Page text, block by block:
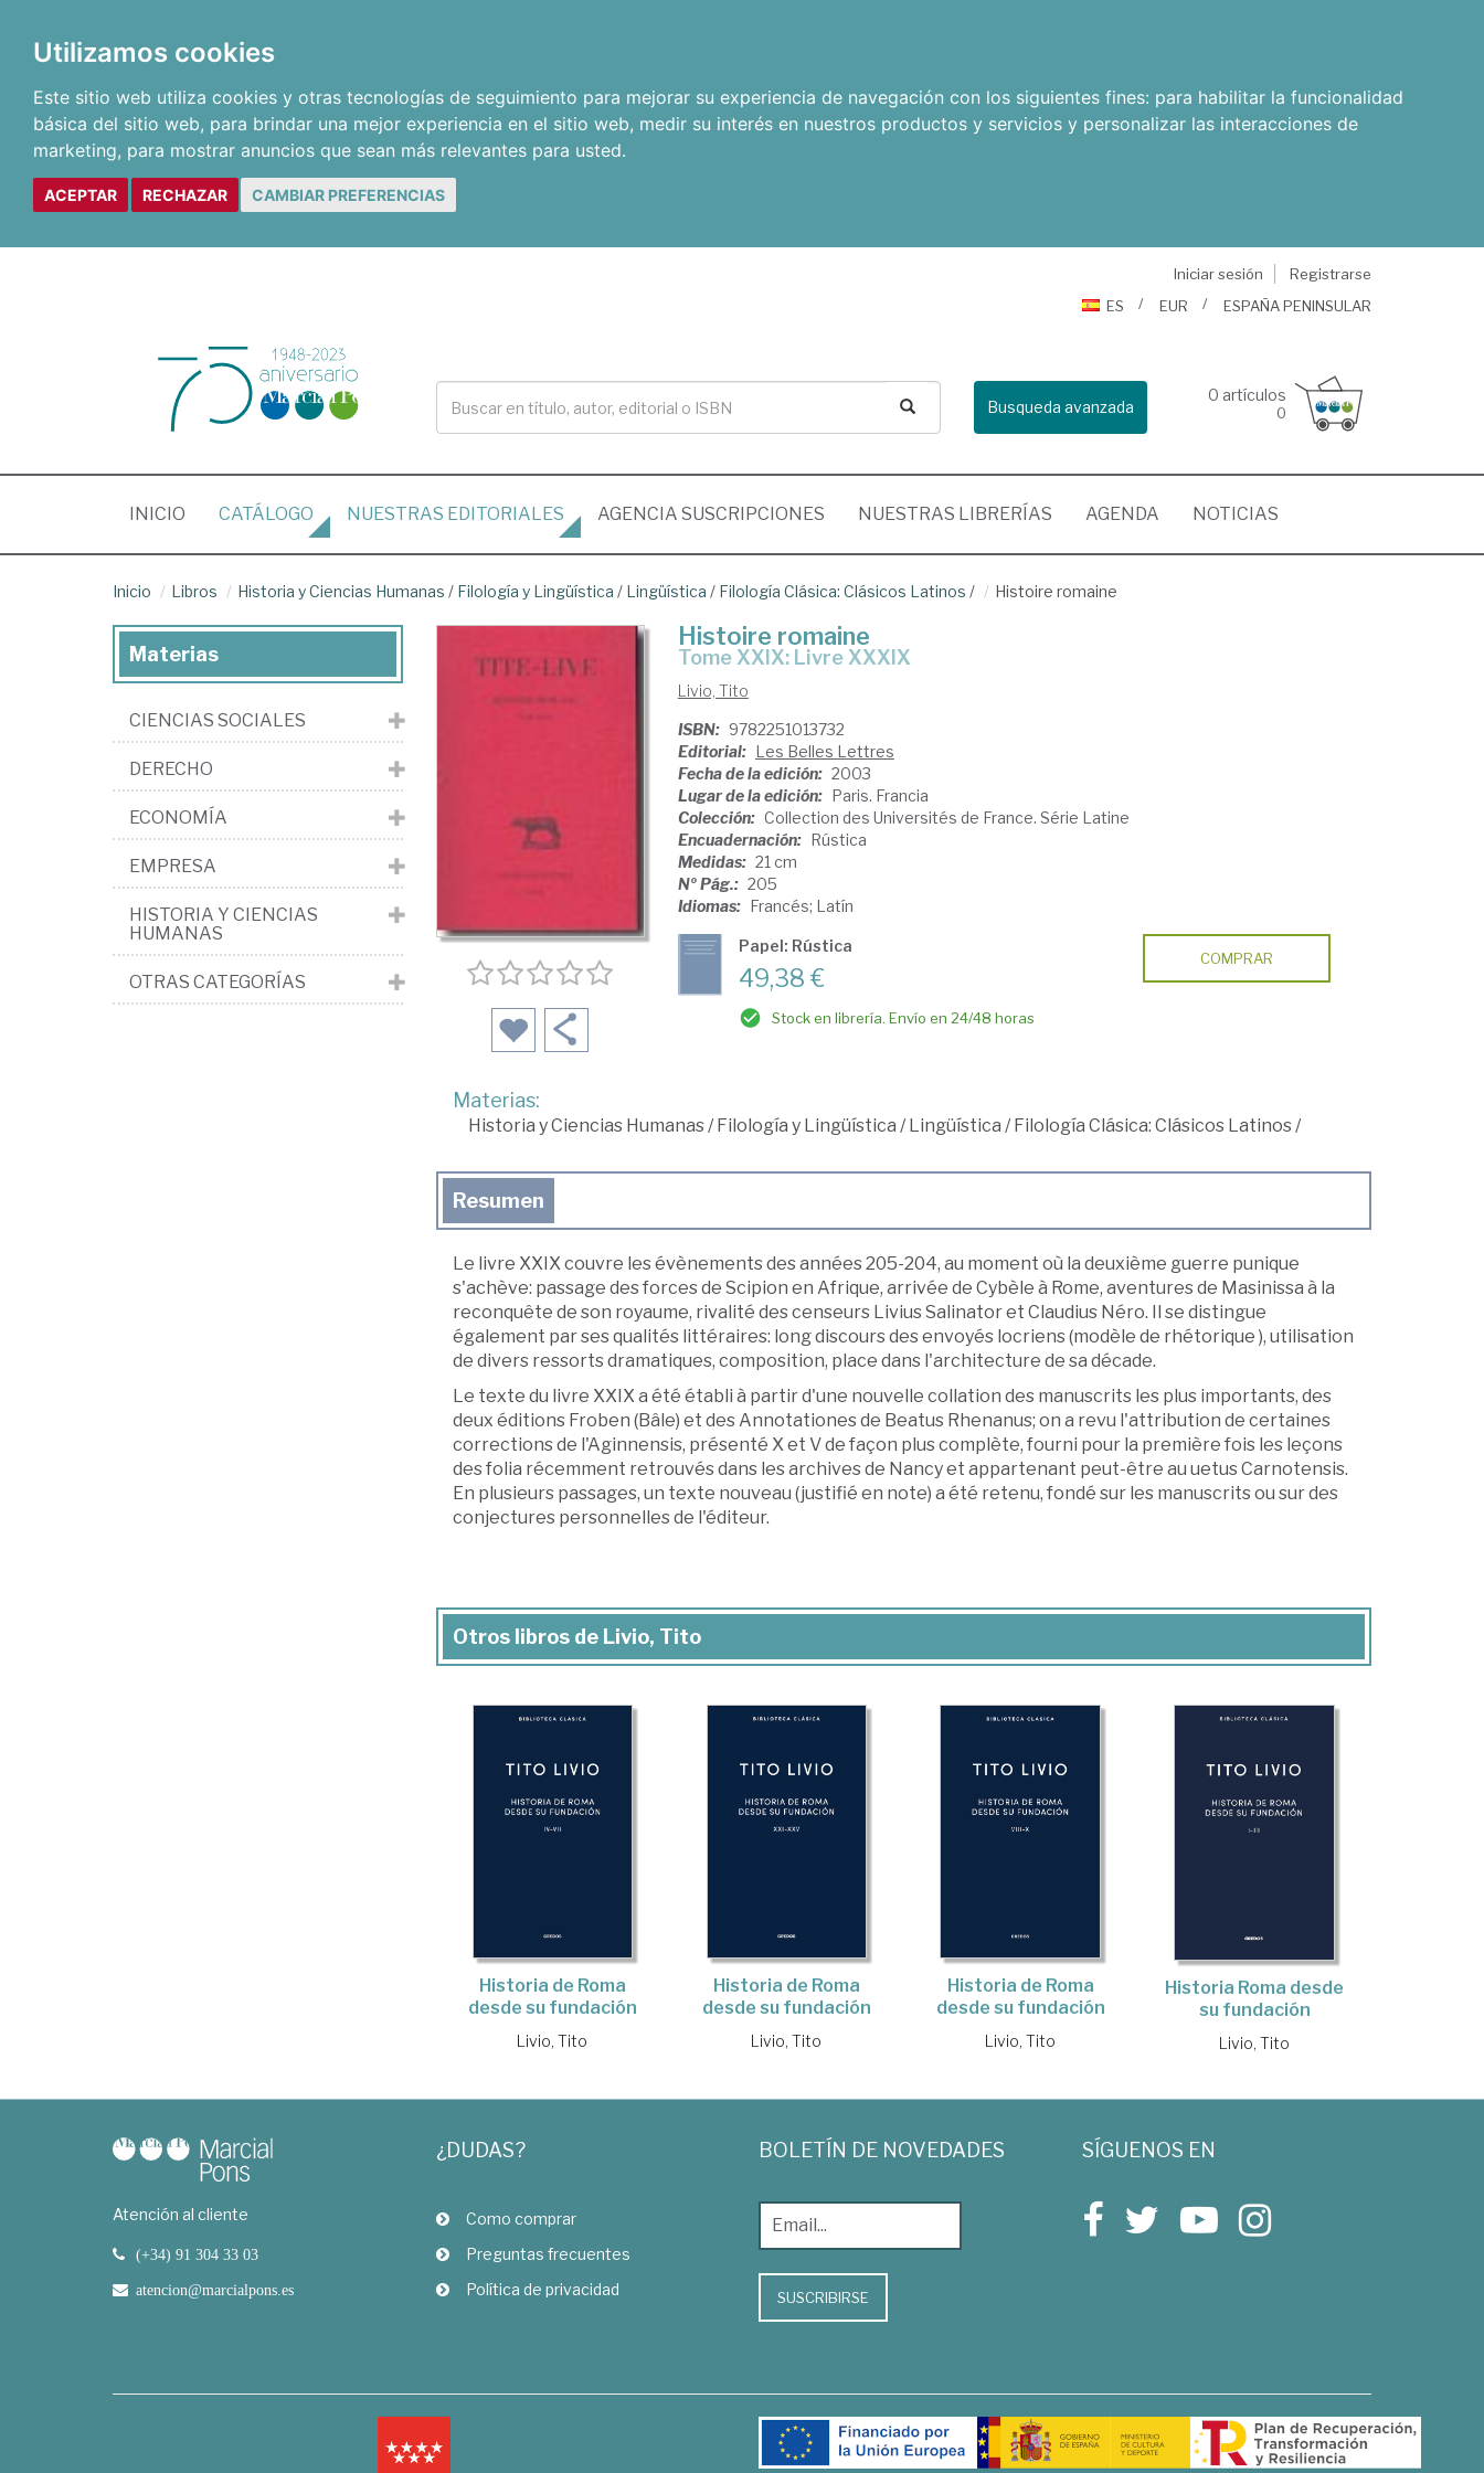
Utilizamos cookies
Este sitio web utiliza cookies y otras tecnologías de seguimiento para mejorar su experiencia de navegación con los siguientes fines: para habilitar la funcionalidad
básica del sitio web, para brindar una mejor experiencia en el sitio web, medir su interés en nuestros productos y servicios y personalizar las interacciones de
marketing, para mostrar anuncios que sean más relevantes para usted.
ACEPTAR RECHAZAR CAMBIAR PREFERENCIAS
Iniciar sesión
Registrarse
ES
EUR ESPAÑA PENINSULAR
Busqueda avanzada
0 artículos
0
INICIO (CURRENT)
CATÁLOGO NUESTRAS EDITORIALES AGENCIA SUSCRIPCIONES NUESTRAS LIBRERÍAS AGENDA NOTICIAS
Inicio Libros Historia y Ciencias Humanas / Filología y Lingüística / Lingüística / Filología Clásica: Clásicos Latinos / Histoire romaine
Histoire romaine
Tome XXIX: Livre XXXIX
Livio, Tito
ISBN: 9782251013732
Editorial: Les Belles Lettres
Fecha de la edición: 2003
Lugar de la edición: Paris. Francia
Colección: Collection des Universités de France. Série Latine
Encuadernación: Rústica
Medidas: 21 cm
Nº Pág.: 205
Idiomas: Francés; Latín
Papel: Rústica
49,38 €
Stock en librería. Envío en 24/48 horas
COMPRAR
Materias:
Historia y Ciencias Humanas/Filología y Lingüística /Lingüística /Filología Clásica: Clásicos Latinos/
Resumen
Le livre XXIX couvre les évènements des années 205-204, au moment où la deuxième guerre punique
s'achève: passage des forces de Scipion en Afrique, arrivée de Cybèle à Rome, aventures de Masinissa à la
reconquête de son royaume, rivalité des censeurs Livius Salinator et Claudius Néro. Il se distingue
également par ses qualités littéraires: long discours des envoyés locriens (modèle de rhétorique ), utilisation
de divers ressorts dramatiques, composition, place dans l'architecture de sa décade.
Le texte du livre XXIX a été établi à partir d'une nouvelle collation des manuscrits les plus importants, des
deux éditions Froben (Bâle) et des Annotationes de Beatus Rhenanus; on a revu l'attribution de certaines
corrections de l'Aginnensis, présenté X et V de façon plus complète, fourni pour la première fois les leçons
des folia récemment retrouvés dans les archives de Nancy et appartenant peut-être au uetus Carnotensis.
En plusieurs passages, un texte nouveau (justifié en note) a été retenu, fondé sur les manuscrits ou sur des
conjectures personnelles de l'éditeur.
Otros libros de Livio, Tito
Historia de Roma
desde su fundación
Livio, Tito
Historia de Roma
desde su fundación
Livio, Tito
Historia de Roma
desde su fundación
Livio, Tito
Historia Roma desde
su fundación
Livio, Tito
Materias
CIENCIAS SOCIALES
DERECHO
ECONOMÍA
EMPRESA
HISTORIA Y CIENCIAS
HUMANAS
OTRAS CATEGORÍAS
Atención al cliente
(+34) 91 304 33 03
atencion@marcialpons.es
¿DUDAS?
Como comprar
Preguntas frecuentes
Política de privacidad
BOLETÍN DE NOVEDADES
SUSCRIBIRSE
SÍGUENOS EN